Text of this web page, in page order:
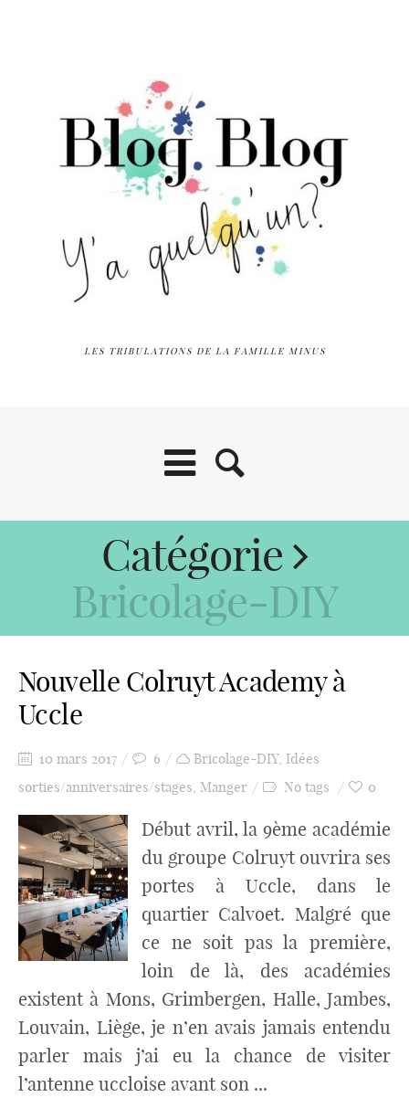
LES TRIBULATIONS DE LA FAMILLE MINUS
Catégorie
Bricolage-DIY
Nouvelle Colruyt Academy à
Uccle
10 mars 2017 6 Bricolage-DIY, Idées
sorties/anniversaires/stages, Manger No tags 0
Début avril, la 9ème académie
du groupe Colruyt ouvrira ses
portes à Uccle, dans le
quartier Calvoet. Malgré que
ce ne soit pas la première,
loin de là, des académies
existent à Mons, Grimbergen, Halle, Jambes,
Louvain, Liège, je n’en avais jamais entendu
parler mais j’ai eu la chance de visiter
l’antenne uccloise avant son ...